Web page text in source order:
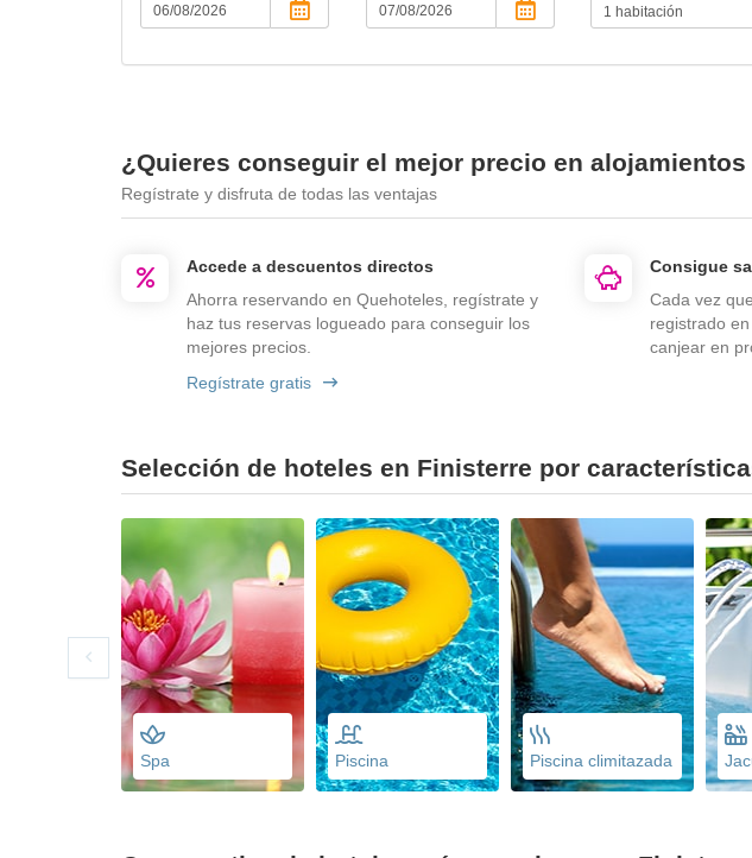
¿Quieres conseguir el mejor precio en
Regístrate y disfruta de todas las ventajas
Accede a descuentos directos
Ahorra reservando en Quehoteles, regístrate y
haz tus reservas logueado para conseguir los
mejores precios.
Regístrate gratis
Consigue
Cada vez
registrado
canjear en
Selección de hoteles en Finisterre por
Spa Piscina Piscina climitazada